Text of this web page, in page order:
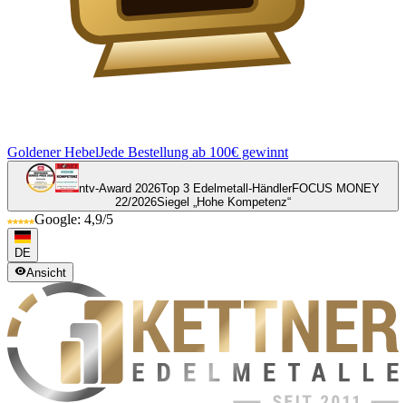
Goldener HebelJede Bestellung ab 100€ gewinnt
ntv-Award 2026Top 3 Edelmetall-HändlerFOCUS MONEY
22/2026Siegel „Hohe Kompetenz“
Google: 4,9/5
DE
Ansicht